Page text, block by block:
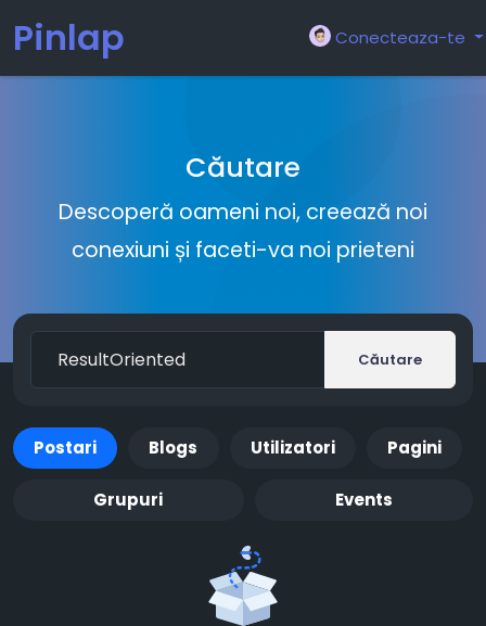
Pinlap Conecteaza-te
Căutare
Descoperă oameni noi, creează noi
conexiuni și faceti-va noi prieteni
Căutare
Postari Blogs Utilizatori Pagini
Grupuri Events